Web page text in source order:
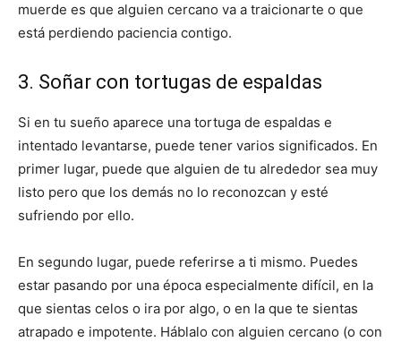
muerde es que alguien cercano va a traicionarte o que
está perdiendo paciencia contigo.
3. Soñar con tortugas de espaldas
Si en tu sueño aparece una tortuga de espaldas e
intentado levantarse, puede tener varios significados. En
primer lugar, puede que alguien de tu alrededor sea muy
listo pero que los demás no lo reconozcan y esté
sufriendo por ello.
En segundo lugar, puede referirse a ti mismo. Puedes
estar pasando por una época especialmente difícil, en la
que sientas celos o ira por algo, o en la que te sientas
atrapado e impotente. Háblalo con alguien cercano (o con